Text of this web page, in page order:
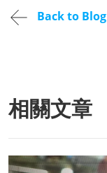
Back to Blog
相關文章